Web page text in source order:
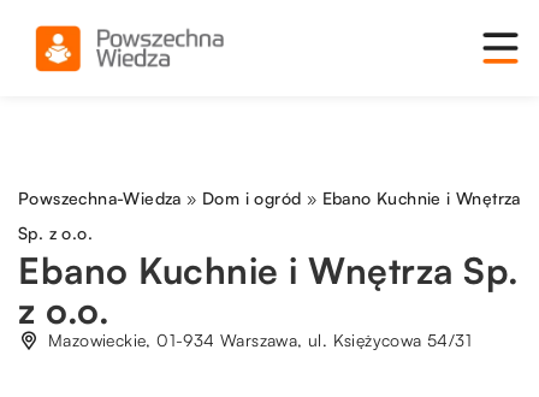
Powszechna-Wiedza » Dom i ogród » Ebano Kuchnie i Wnętrza
Sp. z o.o.
Ebano Kuchnie i Wnętrza Sp.
z o.o.
Mazowieckie, 01-934 Warszawa, ul. Księżycowa 54/31